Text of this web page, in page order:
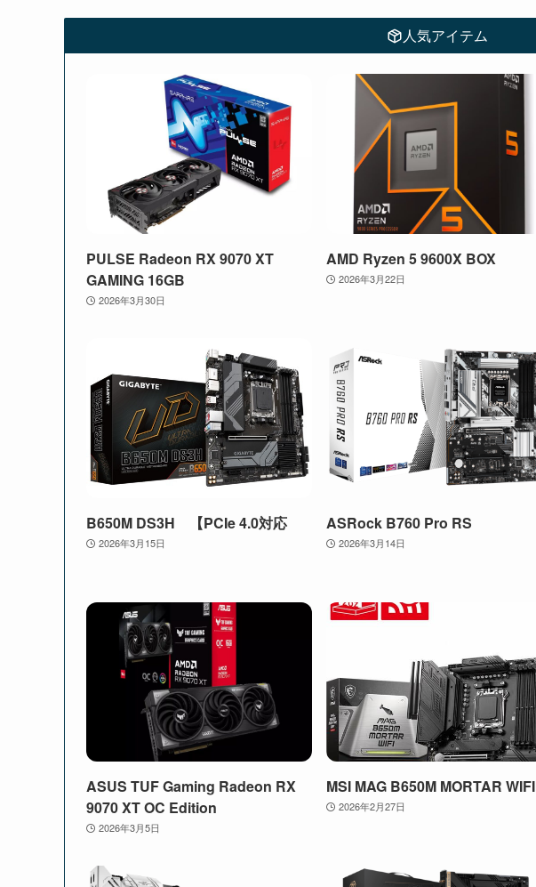
人気アイテム
PULSE Radeon RX 9070 XT
GAMING 16GB
2026年3月30日
AMD Ryzen 5 9600X BOX
2026年3月22日
B650M DS3H 【PCIe 4.0対応
2026年3月15日
ASRock B760 Pro RS
2026年3月14日
ASUS TUF Gaming Radeon RX
9070 XT OC Edition
2026年3月5日
MSI MAG B650M MORTAR WIFI
2026年2月27日